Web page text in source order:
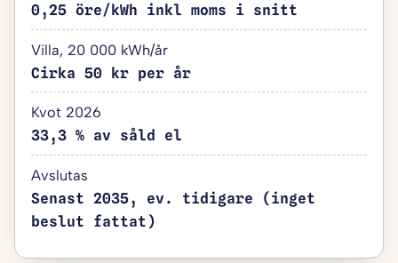
0,25 öre/kWh inkl moms i snitt
Villa, 20 000 kWh/år
Cirka 50 kr per år
Kvot 2026
33,3 % av såld el
Avslutas
Senast 2035, ev. tidigare (inget
beslut fattat)